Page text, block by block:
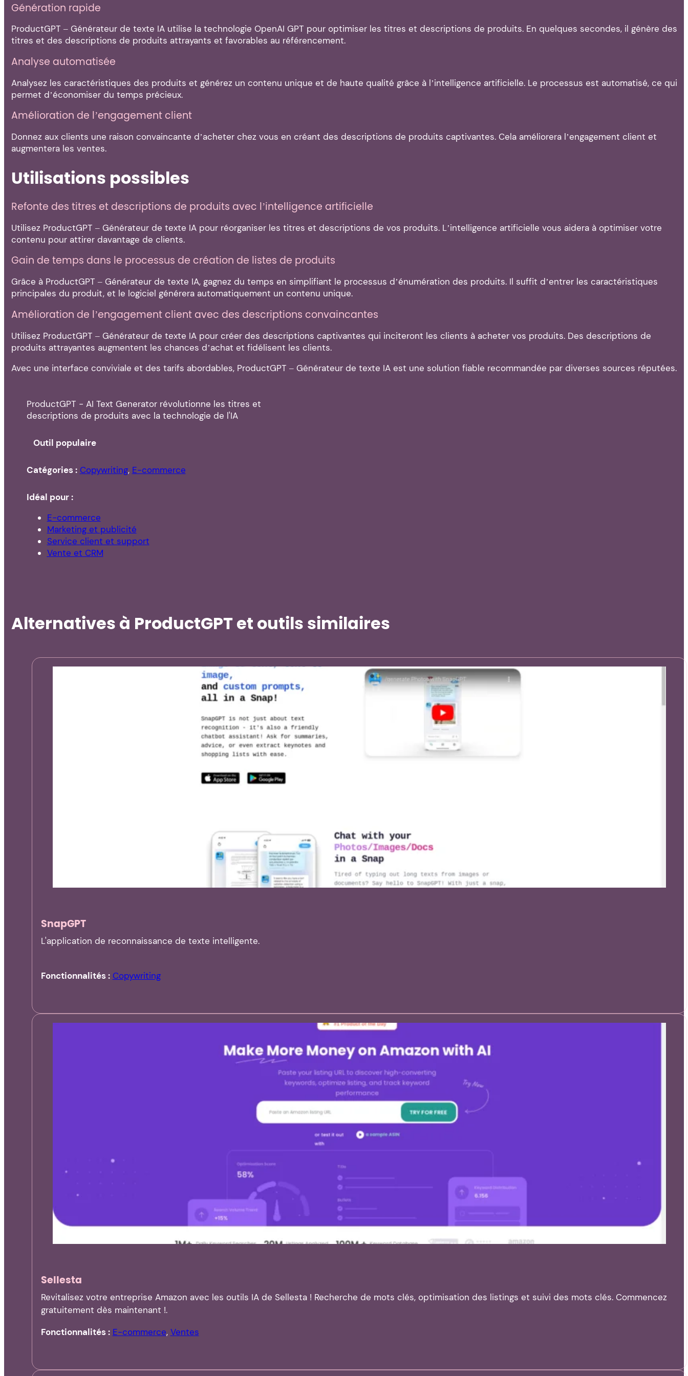
Génération rapide
ProductGPT – Générateur de texte IA utilise la technologie OpenAI GPT pour optimiser les titres et descriptions de produits. En quelques secondes, il génère des
titres et des descriptions de produits attrayants et favorables au référencement.
Analyse automatisée
Analysez les caractéristiques des produits et générez un contenu unique et de haute qualité grâce à l’intelligence artificielle. Le processus est automatisé, ce qui
permet d’économiser du temps précieux.
Amélioration de l’engagement client
Donnez aux clients une raison convaincante d’acheter chez vous en créant des descriptions de produits captivantes. Cela améliorera l’engagement client et
augmentera les ventes.
Utilisations possibles
Refonte des titres et descriptions de produits avec l’intelligence artificielle
Utilisez ProductGPT – Générateur de texte IA pour réorganiser les titres et descriptions de vos produits. L’intelligence artificielle vous aidera à optimiser votre
contenu pour attirer davantage de clients.
Gain de temps dans le processus de création de listes de produits
Grâce à ProductGPT – Générateur de texte IA, gagnez du temps en simplifiant le processus d’énumération des produits. Il suffit d’entrer les caractéristiques
principales du produit, et le logiciel générera automatiquement un contenu unique.
Amélioration de l’engagement client avec des descriptions convaincantes
Utilisez ProductGPT – Générateur de texte IA pour créer des descriptions captivantes qui inciteront les clients à acheter vos produits. Des descriptions de
produits attrayantes augmentent les chances d’achat et fidélisent les clients.
Avec une interface conviviale et des tarifs abordables, ProductGPT – Générateur de texte IA est une solution fiable recommandée par diverses sources réputées.
ProductGPT - AI Text Generator révolutionne les titres et
descriptions de produits avec la technologie de l'IA
Outil populaire
Catégories : Copywriting, E-commerce
Idéal pour :
E-commerce
Marketing et publicité
Service client et support
Vente et CRM
Alternatives à ProductGPT et outils similaires
SnapGPT
L'application de reconnaissance de texte intelligente.
Fonctionnalités : Copywriting
Sellesta
Revitalisez votre entreprise Amazon avec les outils IA de Sellesta ! Recherche de mots clés, optimisation des listings et suivi des mots clés. Commencez
gratuitement dès maintenant !.
Fonctionnalités : E-commerce, Ventes